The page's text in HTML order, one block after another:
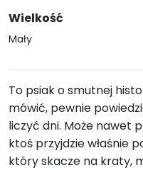
Wielkość
Mały
To psiak o smutnej
mówić, pewnie
liczyć dni. Może nawet
ktoś przyjdzie właśnie
który skacze na kraty,